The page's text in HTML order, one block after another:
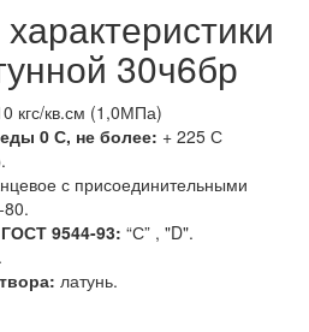
30ч6бр
кгс/кв.см (1,0МПа)
0 С, не более: + 225 С
с присоединительными
9544-93: “С” , "D".
латунь.